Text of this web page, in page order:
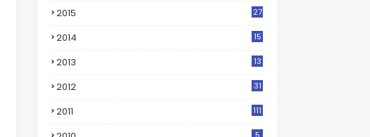
2015 27
2014 15
2013 13
2012 31
2011 111